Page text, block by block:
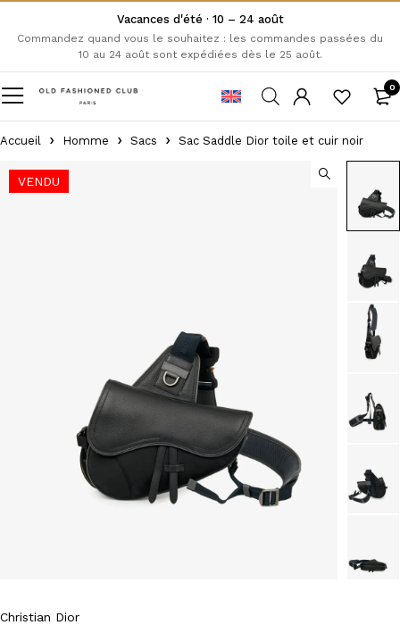
Vacances d'été · 10 – 24 août
Commandez quand vous le souhaitez : les commandes passées du
10 au 24 août sont expédiées dès le 25 août.
0
Accueil Homme Sacs Sac Saddle Dior toile et cuir noir
VENDU
Christian Dior